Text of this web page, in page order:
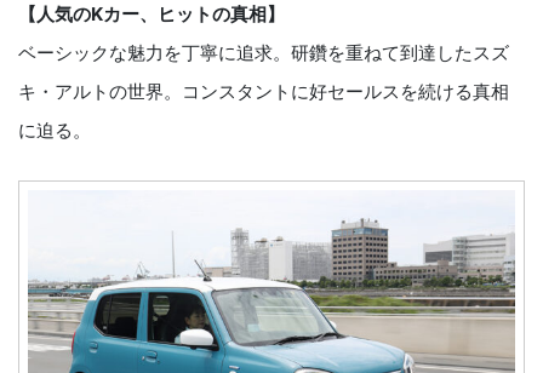
【人気のKカー、ヒットの真相】
ベーシックな魅力を丁寧に追求。研鑽を重ねて到達したスズ
キ・アルトの世界。コンスタントに好セールスを続ける真相
に迫る。